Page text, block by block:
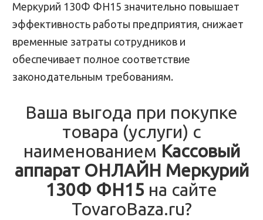
Меркурий 130Ф ФН15 значительно повышает
эффективность работы предприятия, снижает
временные затраты сотрудников и
обеспечивает полное соответствие
законодательным требованиям.
Ваша выгода при покупке
товара (услуги) с
наименованием Кассовый
аппарат ОНЛАЙН Меркурий
130Ф ФН15 на сайте
TovaroBaza.ru?